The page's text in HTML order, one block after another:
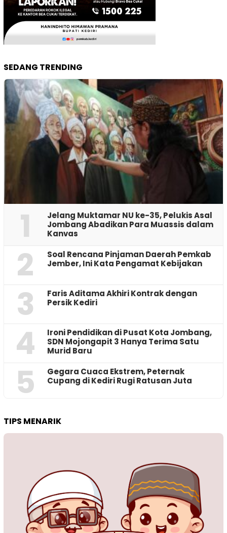
SEDANG TRENDING
1
Jelang Muktamar NU ke-35, Pelukis Asal
Jombang Abadikan Para Muassis dalam
Kanvas
2
‎Soal Rencana Pinjaman Daerah Pemkab
Jember, Ini Kata Pengamat Kebijakan ‎
3
Faris Aditama Akhiri Kontrak dengan
Persik Kediri
4
Ironi Pendidikan di Pusat Kota Jombang,
SDN Mojongapit 3 Hanya Terima Satu
Murid Baru
5
‎Gegara Cuaca Ekstrem, Peternak
Cupang di Kediri Rugi Ratusan Juta
TIPS MENARIK